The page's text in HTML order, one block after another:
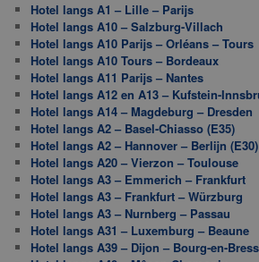
Hotel langs A1 – Lille – Parijs
Hotel langs A10 – Salzburg-Villach
Hotel langs A10 Parijs – Orléans – Tours
Hotel langs A10 Tours – Bordeaux
Hotel langs A11 Parijs – Nantes
Hotel langs A12 en A13 – Kufstein-
Hotel langs A14 – Magdeburg – Dresden
Hotel langs A2 – Basel-Chiasso (E35)
Hotel langs A2 – Hannover – Berlijn (E30)
Hotel langs A20 – Vierzon – Toulouse
Hotel langs A3 – Emmerich – Frankfurt
Hotel langs A3 – Frankfurt – Würzburg
Hotel langs A3 – Nurnberg – Passau
Hotel langs A31 – Luxemburg – Beaune
Hotel langs A39 – Dijon – Bourg-en-